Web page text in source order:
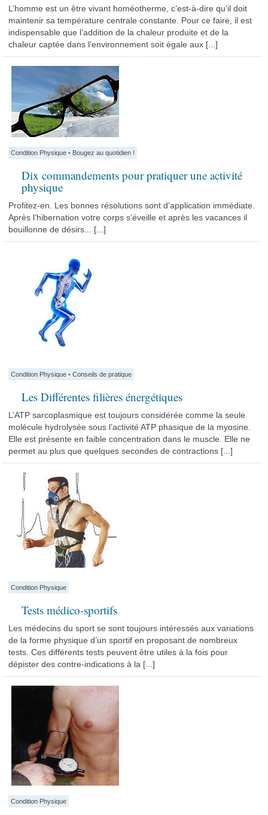
L’homme est un être vivant homéotherme, c’est-à-dire qu’il doit
maintenir sa température centrale constante. Pour ce faire, il est
indispensable que l’addition de la chaleur produite et de la
chaleur captée dans l’environnement soit égale aux [...]
Condition Physique • Bougez au quotidien !
Dix commandements pour pratiquer une activité
physique
Profitez-en. Les bonnes résolutions sont d’application immédiate.
Après l’hibernation votre corps s’éveille et après les vacances il
bouillonne de désirs... [...]
Condition Physique •Conseils de pratique
Les Différentes filières énergétiques
L’ATP sarcoplasmique est toujours considérée comme la seule
molécule hydrolysée sous l’activité ATP phasique de la myosine.
Elle est présente en faible concentration dans le muscle. Elle ne
permet au plus que quelques secondes de contractions [...]
Condition Physique
Tests médico-sportifs
Les médecins du sport se sont toujours intéressés aux variations
de la forme physique d’un sportif en proposant de nombreux
tests. Ces différents tests peuvent être utiles à la fois pour
dépister des contre-indications à la [...]
Condition Physique